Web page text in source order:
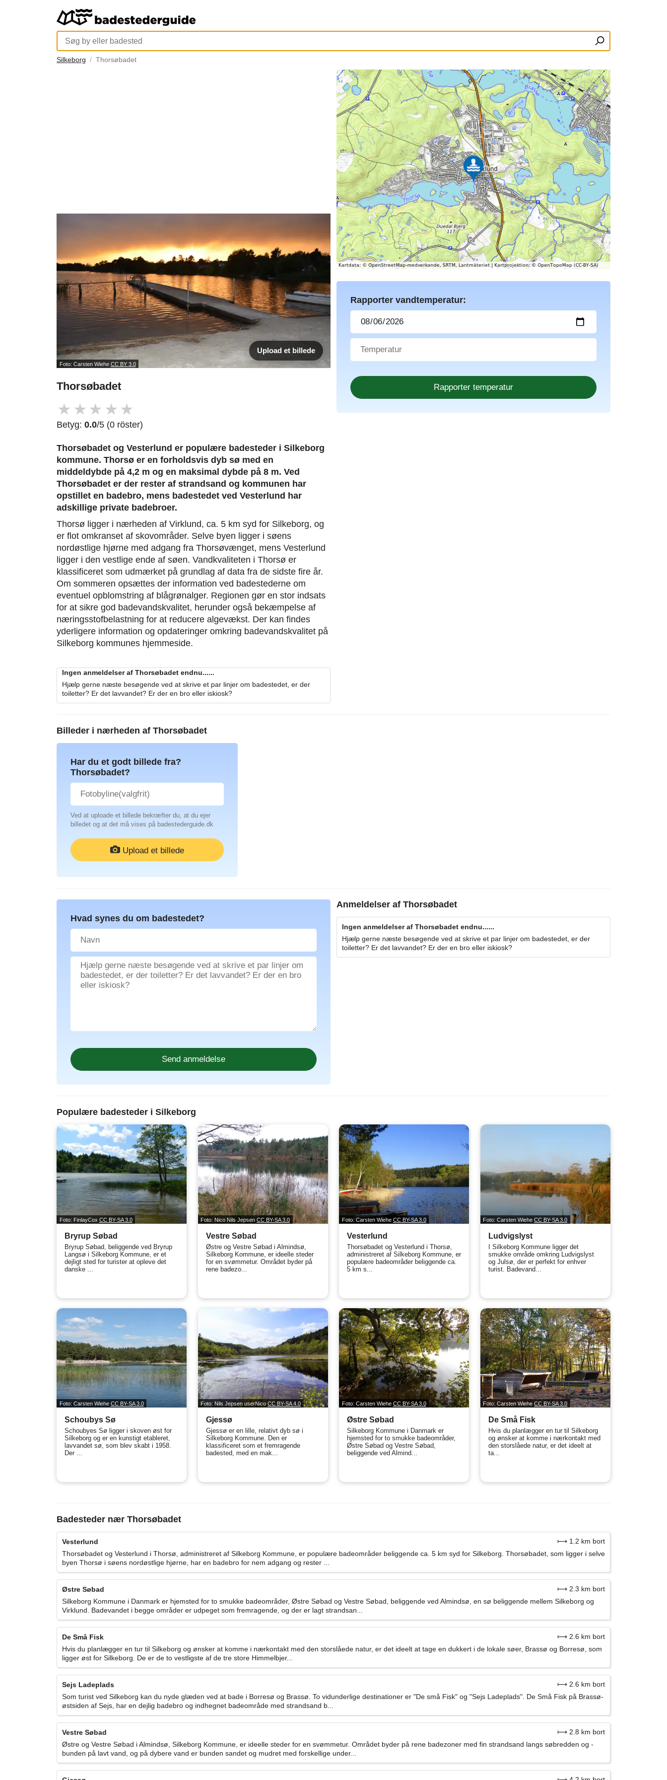
Silkeborg Thorsøbadet
Foto: Carsten Wiehe CC BY 3.0
Upload et billede
Thorsøbadet
★ ★ ★ ★ ★
Betyg: 0.0/5 (0 röster)
Thorsøbadet og Vesterlund er populære badesteder i Silkeborg
kommune. Thorsø er en forholdsvis dyb sø med en
middeldybde på 4,2 m og en maksimal dybde på 8 m. Ved
Thorsøbadet er der rester af strandsand og kommunen har
opstillet en badebro, mens badestedet ved Vesterlund har
adskillige private badebroer.
Thorsø ligger i nærheden af Virklund, ca. 5 km syd for Silkeborg, og
er flot omkranset af skovområder. Selve byen ligger i søens
nordøstlige hjørne med adgang fra Thorsøvænget, mens Vesterlund
ligger i den vestlige ende af søen. Vandkvaliteten i Thorsø er
klassificeret som udmærket på grundlag af data fra de sidste fire år.
Om sommeren opsættes der information ved badestederne om
eventuel opblomstring af blågrønalger. Regionen gør en stor indsats
for at sikre god badevandskvalitet, herunder også bekæmpelse af
næringsstofbelastning for at reducere algevækst. Der kan findes
yderligere information og opdateringer omkring badevandskvalitet på
Silkeborg kommunes hjemmeside.
Ingen anmeldelser af Thorsøbadet endnu......
Hjælp gerne næste besøgende ved at skrive et par linjer om badestedet, er der
toiletter? Er det lavvandet? Er der en bro eller iskiosk?
Rapporter vandtemperatur:
Billeder i nærheden af Thorsøbadet
Har du et godt billede fra?
Thorsøbadet?
Ved at uploade et billede bekræfter du, at du ejer
billedet og at det må vises på badestederguide.dk
Upload et billede
Anmeldelser af Thorsøbadet
Ingen anmeldelser af Thorsøbadet endnu......
Hjælp gerne næste besøgende ved at skrive et par linjer om badestedet, er der
toiletter? Er det lavvandet? Er der en bro eller iskiosk?
Hvad synes du om badestedet?
Populære badesteder i Silkeborg
Foto: FinlayCox CC BY-SA 3.0
Bryrup Søbad
Bryrup Søbad, beliggende ved Bryrup
Langsø i Silkeborg Kommune, er et
dejligt sted for turister at opleve det
danske ...
Foto: Nico Nils JepsenCC BY-SA 3.0
Vestre Søbad
Østre og Vestre Søbad i Almindsø,
Silkeborg Kommune, er ideelle steder
for en svømmetur. Området byder på
rene badezo...
Foto: Carsten Wiehe CC BY-SA 3.0
Vesterlund
Thorsøbadet og Vesterlund i Thorsø,
administreret af Silkeborg Kommune, er
populære badeområder beliggende ca.
5 km s...
Foto: Carsten WieheCC BY-SA 3.0
Ludvigslyst
I Silkeborg Kommune ligger det
smukke område omkring Ludvigslyst
og Julsø, der er perfekt for enhver
turist. Badevand...
Foto: Carsten Wiehe CC BY-SA 3.0
Schoubys Sø
Schoubyes Sø ligger i skoven øst for
Silkeborg og er en kunstigt etableret,
lavvandet sø, som blev skabt i 1958.
Der ...
Foto: Nils Jepsen userNicoCC BY-SA 4.0
Gjessø
Gjessø er en lille, relativt dyb sø i
Silkeborg Kommune. Den er
klassificeret som et fremragende
badested, med en mak...
Foto: Carsten Wiehe CC BY-SA 3.0
Østre Søbad
Silkeborg Kommune i Danmark er
hjemsted for to smukke badeområder,
Østre Søbad og Vestre Søbad,
beliggende ved Almind...
Foto: Carsten WieheCC BY-SA 3.0
De Små Fisk
Hvis du planlægger en tur til Silkeborg
og ønsker at komme i nærkontakt med
den storslåede natur, er det ideelt at
ta...
Badesteder nær Thorsøbadet
Vesterlund
⟼ 1.2 km bort
Thorsøbadet og Vesterlund i Thorsø, administreret af Silkeborg Kommune, er populære badeområder beliggende ca. 5 km syd for Silkeborg. Thorsøbadet, som ligger i selve
byen Thorsø i søens nordøstlige hjørne, har en badebro for nem adgang og rester ...
Østre Søbad
⟼ 2.3 km bort
Silkeborg Kommune i Danmark er hjemsted for to smukke badeområder, Østre Søbad og Vestre Søbad, beliggende ved Almindsø, en sø beliggende mellem Silkeborg og
Virklund. Badevandet i begge områder er udpeget som fremragende, og der er lagt strandsan...
De Små Fisk
⟼ 2.6 km bort
Hvis du planlægger en tur til Silkeborg og ønsker at komme i nærkontakt med den storslåede natur, er det ideelt at tage en dukkert i de lokale søer, Brassø og Borresø, som
ligger øst for Silkeborg. De er de to vestligste af de tre store Himmelbjer...
Sejs Ladeplads
⟼ 2.6 km bort
Som turist ved Silkeborg kan du nyde glæden ved at bade i Borresø og Brassø. To vidunderlige destinationer er "De små Fisk" og "Sejs Ladeplads". De Små Fisk på Brassø-
østsiden af Sejs, har en dejlig badebro og indhegnet badeområde med strandsand b...
Vestre Søbad
⟼ 2.8 km bort
Østre og Vestre Søbad i Almindsø, Silkeborg Kommune, er ideelle steder for en svømmetur. Området byder på rene badezoner med fin strandsand langs søbredden og -
bunden på lavt vand, og på dybere vand er bunden sandet og mudret med forskellige under...